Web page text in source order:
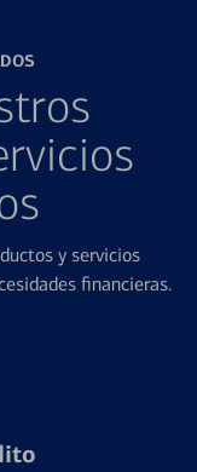
y servicios
financieras.